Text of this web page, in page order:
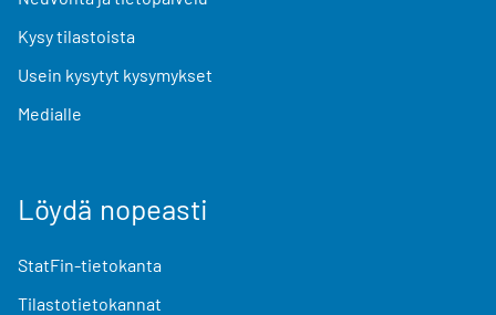
Kysy tilastoista
Usein kysytyt kysymykset
Medialle
Löydä nopeasti
StatFin-tietokanta
Tilastotietokannat